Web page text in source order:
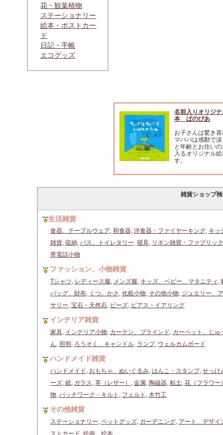
花・観葉植物
ステーショナリー
絵本・ポストカー
ド
日記・手帳
エコグッズ
名前入りオリジ
本 ぱのぴあ
お子さんは驚き
マパパは感動で
と年齢とお住い
入るオリジナル
す。
雑貨ショップ
生活雑貨
食器、テーブルウェア, 和食器, 洋食器・ファイヤーキング, キッ
雑貨, 収納, バス、トイレタリー, 寝具, リネン雑貨・ファブリック
帯電話小物
ファッション、小物雑貨
Tシャツ, レディース服, メンズ服, キッズ、ベビー、マタニティ ,
バッグ、財布, くつ、かさ , 化粧小物, その他小物, ジュエリー、
サリー, 宝石・天然石, ビーズ, ピアス・イアリング
インテリア雑貨
家具, インテリア小物, カーテン、ブラインド, カーペット、じゅ
ん, 照明 , ろうそく、キャンドル, ランプ, ウェルカムボード
ハンドメイド雑貨
ハンドメイド, おもちゃ、ぬいぐるみ, はんこ・スタンプ, せっけ
ーズ, 紙, ガラス, 革（レザー） , 金属, 陶磁器, 粘土, 花（フラワー
物, パッチワーク・キルト , フェルト , 木竹工
その他雑貨
ステーショナリー, ペットグッズ, ガーデニング, アート、デザイ